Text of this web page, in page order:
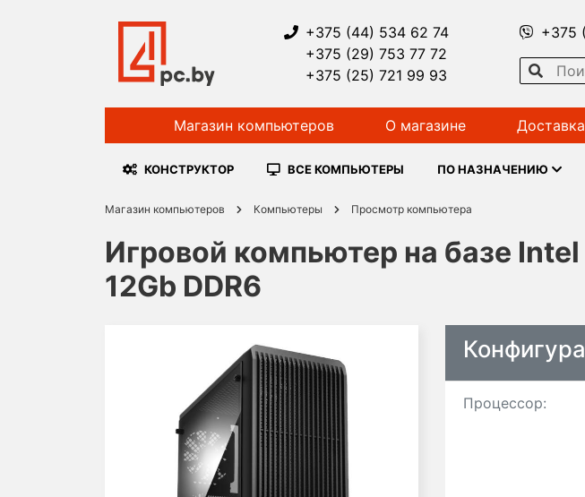
+375 (44) 534 62 74
+375 (29) 753 77 72
+375 (25) 721 99 93
+375
Магазин компьютеров О магазине Доставка
КОНСТРУКТОР ВСЕ КОМПЬЮТЕРЫ ПО НАЗНАЧЕНИЮ
Магазин компьютеров Компьютеры Просмотр компьютера
Игровой компьютер на базе
12Gb DDR6
Процессор: